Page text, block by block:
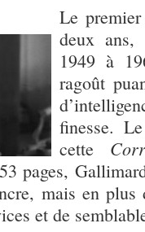
Le
deux ans,
1949 à
ragoût
finesse.
cette
pages,
mais en plus
et de